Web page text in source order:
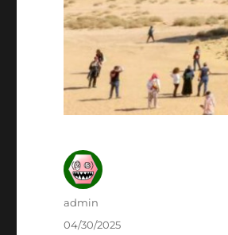
Author
admin
Posted
04/30/2025